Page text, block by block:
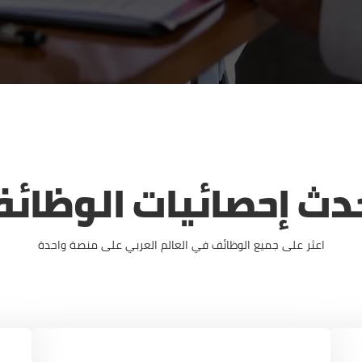
إحصائيات
اعثر على جميع الوظائف في العالم العربي على منصة واحدة